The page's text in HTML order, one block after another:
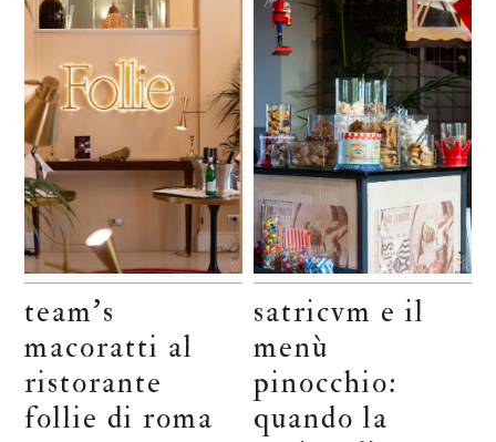
team’s
macoratti al
ristorante
follie di roma
satricvm e il
menù
pinocchio:
quando la